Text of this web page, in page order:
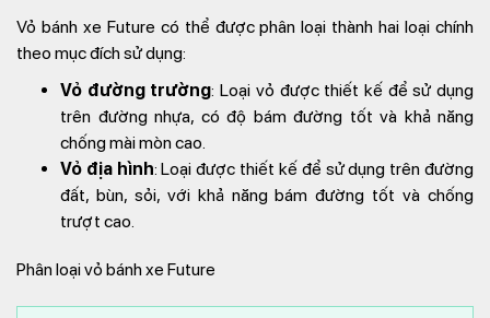
Vỏ bánh xe Future có thể được phân loại thành hai loại chính
theo mục đích sử dụng:
Vỏ đường trường: Loại vỏ được thiết kế để sử dụng
trên đường nhựa, có độ bám đường tốt và khả năng
chống mài mòn cao.
Vỏ địa hình: Loại được thiết kế để sử dụng trên đường
đất, bùn, sỏi, với khả năng bám đường tốt và chống
trượt cao.
Phân loại vỏ bánh xe Future